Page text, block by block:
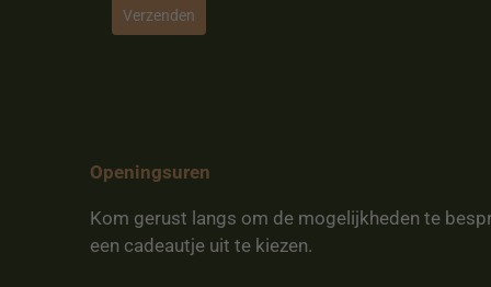
Verzenden
Openingsuren
Kom gerust langs om de mogelijkheden te
een cadeautje uit te kiezen.